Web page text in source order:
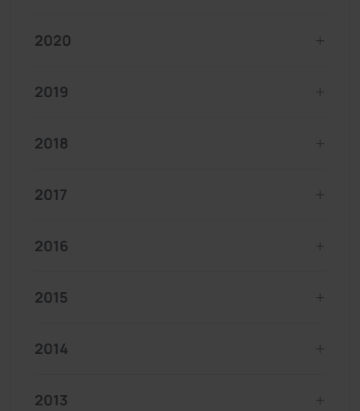
2020
2019
2018
2017
2016
2015
2014
2013